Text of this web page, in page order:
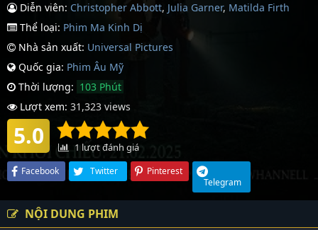
Diễn viên: Christopher Abbott, Julia Garner, Matilda Firth
Thể loại: Phim Ma Kinh Dị
Nhà sản xuất: Universal Pictures
Quốc gia: Phim Âu Mỹ
Thời lượng: 103 Phút
Lượt xem: 31,323 views
5.0 1 lượt đánh giá
Facebook Twitter
Pinterest
Telegram
NỘI DUNG PHIM